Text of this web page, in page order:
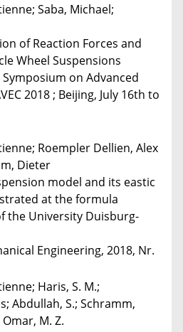
Saba, Michael;
of Reaction Forces and
Wheel Suspensions
on Advanced
2018 ; Beijing, July 16th to
Roempler Dellien, Alex
Dieter
model and its eastic
at the formula
the University Duisburg-
Engineering, 2018, Nr.
Haris, S. M.;
Abdullah, S.; Schramm,
M. Z.